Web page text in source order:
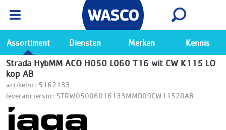
Ga naar de Wasco app
Bekijk
Assortiment Diensten Merken Kennis
Strada HybMM ACO H050 L060 T16 wit CW K115 LO
kop AB
artikelnr: 5162133
leveranciersnr: STRW05006016133MMD09CW11520AB